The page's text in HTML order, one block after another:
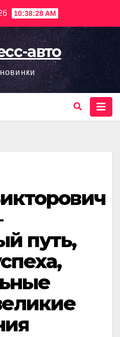
10:38:29 AM
авто
путь,